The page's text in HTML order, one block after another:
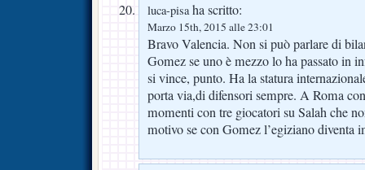
luca-pisaha scritto:
Marzo 15th, 2015 alle 23:01
Bravo Valencia. Non si può parlare di
Gomez se uno è mezzo lo ha passato in
si vince, punto. Ha la statura
porta via,di difensori sempre. A Roma
momenti con tre giocatori su Salah che
motivo se con Gomez l’egiziano diventa